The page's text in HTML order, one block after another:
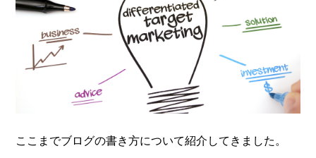
ここまでブログの書き方について紹介してきました。